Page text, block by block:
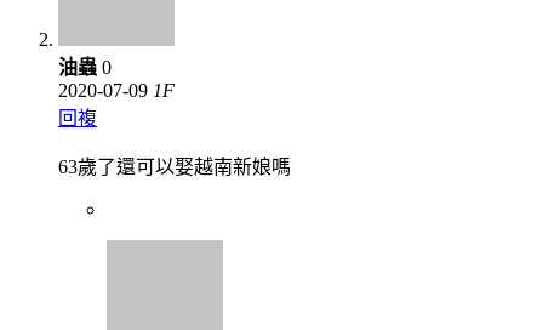
油蟲 0
2020-07-09 1F
回複
63歲了還可以娶越南新娘嗎